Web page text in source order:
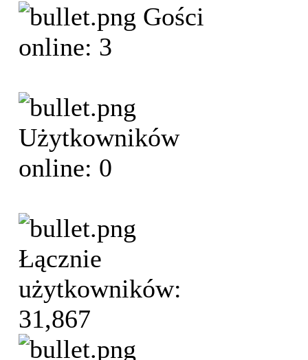
Gości
online: 3
Użytkowników
online: 0
Łącznie
użytkowników:
31,867